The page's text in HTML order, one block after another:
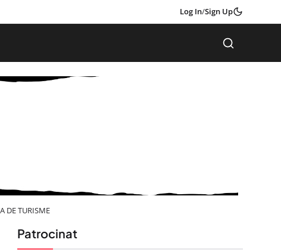
Log In/Sign Up
DE TURISME
Patrocinat